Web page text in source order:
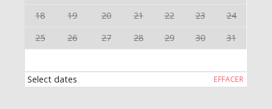
18
19 20 21 22 23
24
25
26 27 28 29 30 31
Select dates EFFACER